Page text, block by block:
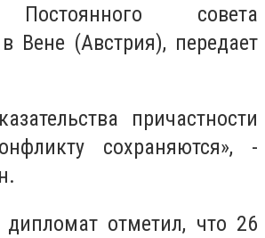
Постоянного совета
Вене (Австрия), передает
причастности
сохраняются», -
отметил, что 26